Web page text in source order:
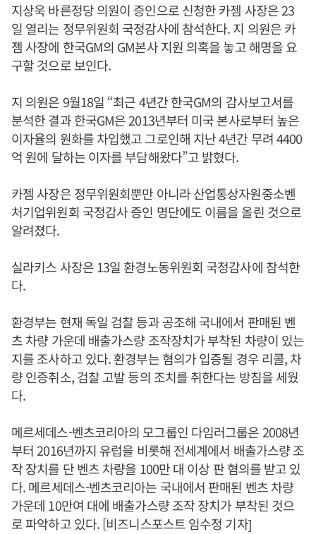
지상욱 바른정당 의원이 증인으로 신청한 카젬 사장은 23
일 열리는 정무위원회 국정감사에 참석한다. 지 의원은 카
젬 사장에 한국GM의 GM본사 지원 의혹을 놓고 해명을 요
구할 것으로 보인다.
지 의원은 9월18일 “최근 4년간 한국GM의 감사보고서를
분석한 결과 한국GM은 2013년부터 미국 본사로부터 높은
이자율의 원화를 차입했고 그로인해 지난 4년간 무려 4400
억 원에 달하는 이자를 부담해왔다”고 밝혔다.
카젬 사장은 정무위원회뿐만 아니라 산업통상자원중소벤
처기업위원회 국정감사 증인 명단에도 이름을 올린 것으로
알려졌다.
실라키스 사장은 13일 환경노동위원회 국정감사에 참석한
다.
환경부는 현재 독일 검찰 등과 공조해 국내에서 판매된 벤
츠 차량 가운데 배출가스량 조작장치가 부착된 차량이 있는
지를 조사하고 있다. 환경부는 혐의가 입증될 경우 리콜, 차
량 인증취소, 검찰 고발 등의 조치를 취한다는 방침을 세웠
다.
메르세데스-벤츠코리아의 모그룹인 다임러그룹은 2008년
부터 2016년까지 유럽을 비롯해 전세계에서 배출가스량 조
작 장치를 단 벤츠 차량을 100만 대 이상 판 혐의를 받고 있
다. 메르세데스-벤츠코리아는 국내에서 판매된 벤츠 차량
가운데 10만여 대에 배출가스량 조작 장치가 부착된 것으
로 파악하고 있다. [비즈니스포스트 임수정 기자]